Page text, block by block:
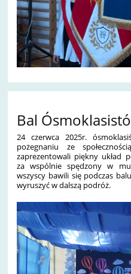
Bal
24 czerwca 2025r.
pożegnaniu ze
zaprezentowali piękny układ
za wspólnie spędzony w
wszyscy bawili się podczas
wyruszyć w dalszą podróż.